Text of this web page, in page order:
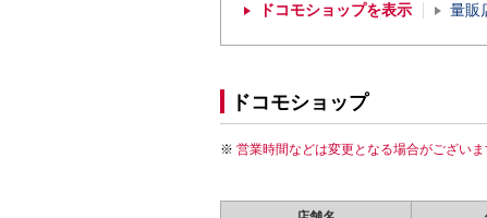
ドコモショップを表示 量販
ドコモショップ
営業時間などは変更となる場合がござい